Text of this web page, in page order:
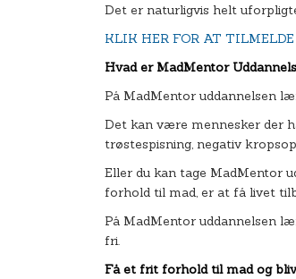
Det er naturligvis helt
KLIK HER FOR AT TILMELDE
Hvad er MadMentor
På MadMentor uddannelsen
Det kan være mennesker der
trøstespisning, negativ
Eller du kan tage MadMentor
forhold til mad, er at få livet
På MadMentor uddannelsen
fri.
Få et frit forhold til mad og